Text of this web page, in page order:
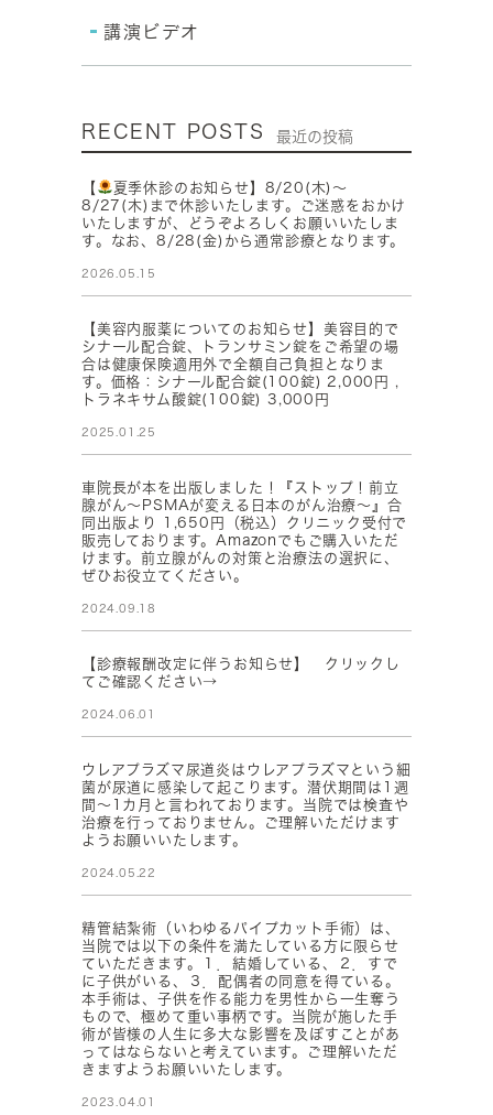
講演ビデオ
RECENT POSTS 最近の投稿
【
夏季休診のお知らせ】8/20(木)～
8/27(木)まで休診いたします。ご迷惑をおかけ
いたしますが、どうぞよろしくお願いいたしま
す。なお、8/28(金)から通常診療となります。
2026.05.15
【美容内服薬についてのお知らせ】美容目的で
シナール配合錠、トランサミン錠をご希望の場
合は健康保険適用外で全額自己負担となりま
す。価格：シナール配合錠(100錠) 2,000円 ,
トラネキサム酸錠(100錠) 3,000円
2025.01.25
車院長が本を出版しました！『ストップ！前立
腺がん～PSMAが変える日本のがん治療～』合
同出版より 1,650円（税込）クリニック受付で
販売しております。Amazonでもご購入いただ
けます。前立腺がんの対策と治療法の選択に、
ぜひお役立てください。
2024.09.18
【診療報酬改定に伴うお知らせ】 クリックし
てご確認ください→
2024.06.01
ウレアプラズマ尿道炎はウレアプラズマという細
菌が尿道に感染して起こります。潜伏期間は1週
間～1カ月と言われております。当院では検査や
治療を行っておりません。ご理解いただけます
ようお願いいたします。
2024.05.22
精管結紮術（いわゆるパイプカット手術）は、
当院では以下の条件を満たしている方に限らせ
ていただきます。１．結婚している、２．すで
に子供がいる、３．配偶者の同意を得ている。
本手術は、子供を作る能力を男性から一生奪う
もので、極めて重い事柄です。当院が施した手
術が皆様の人生に多大な影響を及ぼすことがあ
ってはならないと考えています。ご理解いただ
きますようお願いいたします。
2023.04.01